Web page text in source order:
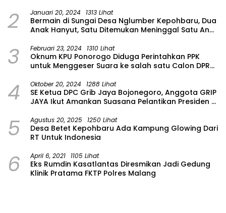
2 Januari 20, 2024 1313 Lihat
Bermain di Sungai Desa Nglumber Kepohbaru, Dua
Anak Hanyut, Satu Ditemukan Meninggal Satu Anak
3 Februari 23, 2024 1310 Lihat
Oknum KPU Ponorogo Diduga Perintahkan PPK
untuk Menggeser Suara ke salah satu Calon DPRD
4 Oktober 20, 2024 1288 Lihat
SE Ketua DPC Grib Jaya Bojonegoro, Anggota GRIP
JAYA Ikut Amankan Suasana Pelantikan Presiden di
5 Agustus 20, 2025 1250 Lihat
Desa Betet Kepohbaru Ada Kampung Glowing Dari
RT Untuk Indonesia
6 April 6, 2021 1105 Lihat
Eks Rumdin Kasatlantas Diresmikan Jadi Gedung
Klinik Pratama FKTP Polres Malang